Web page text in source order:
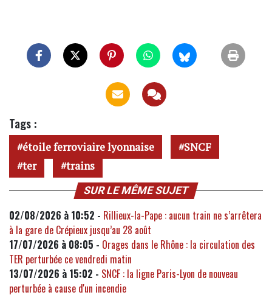
Tags :
étoile ferroviaire lyonnaise
SNCF
ter
trains
SUR LE MÊME SUJET
02/08/2026 à 10:52 - Rillieux-la-Pape : aucun train ne s’arrêtera
à la gare de Crépieux jusqu’au 28 août
17/07/2026 à 08:05 - Orages dans le Rhône : la circulation des
TER perturbée ce vendredi matin
13/07/2026 à 15:02 - SNCF : la ligne Paris-Lyon de nouveau
perturbée à cause d'un incendie